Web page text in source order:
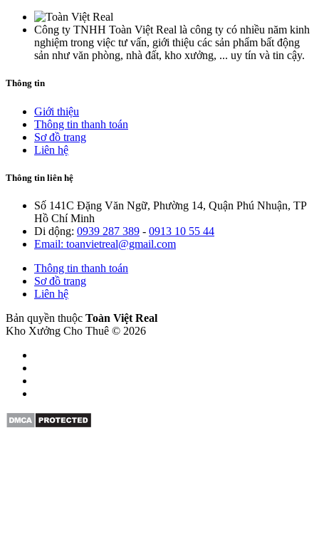
Công ty TNHH Toàn Việt Real là công ty có nhiều năm kinh
nghiệm trong việc tư vấn, giới thiệu các sản phẩm bất động
sản như văn phòng, nhà đất, kho xưởng, ... uy tín và tin cậy.
Thông tin
Giới thiệu
Thông tin thanh toán
Sơ đồ trang
Liên hệ
Thông tin liên hệ
Số 141C Đặng Văn Ngữ, Phường 14, Quận Phú Nhuận, TP
Hồ Chí Minh
Di dộng: 0939 287 389 - 0913 10 55 44
Email: toanvietreal@gmail.com
Thông tin thanh toán
Sơ đồ trang
Liên hệ
Bản quyền thuộc Toàn Việt Real
Kho Xưởng Cho Thuê © 2026